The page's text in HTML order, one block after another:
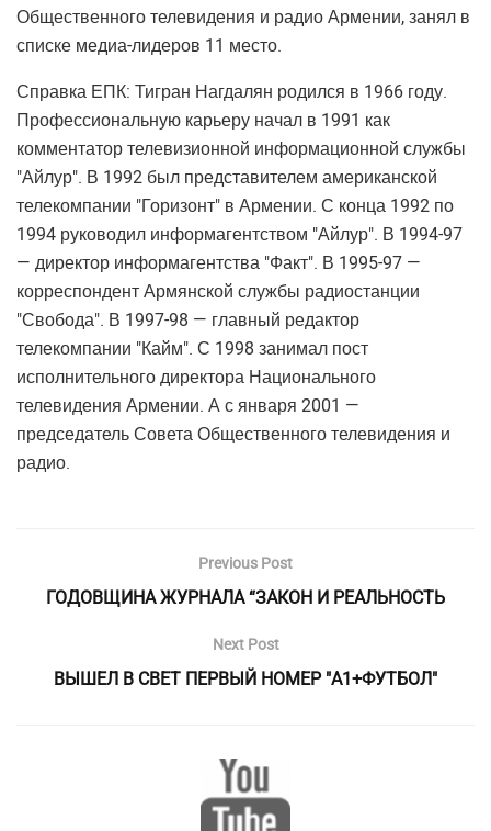
Общественного телевидения и радио Армении, занял в
списке медиа-лидеров 11 место.
Справка ЕПК: Тигран Нагдалян родился в 1966 году.
Профессиональную карьеру начал в 1991 как
комментатор телевизионной информационной службы
"Айлур". В 1992 был представителем американской
телекомпании "Горизонт" в Армении. С конца 1992 по
1994 руководил информагентством "Айлур". В 1994-97
— директор информагентства "Факт". В 1995-97 —
корреспондент Армянской службы радиостанции
"Свобода". В 1997-98 — главный редактор
телекомпании "Кайм". С 1998 занимал пост
исполнительного директора Национального
телевидения Армении. А с января 2001 —
председатель Совета Общественного телевидения и
радио.
Previous Post
ГОДОВЩИНА ЖУРНАЛА “ЗАКОН И РЕАЛЬНОСТЬ
Next Post
ВЫШЕЛ В СВЕТ ПЕРВЫЙ НОМЕР "А1+ФУТБОЛ"